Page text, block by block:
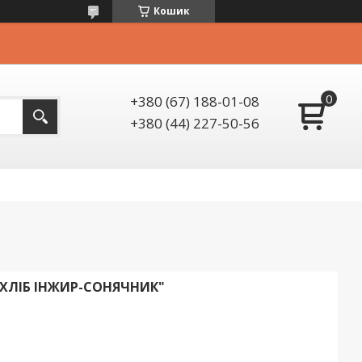
Кошик
+380 (67) 188-01-08
+380 (44) 227-50-56
ІНЖИР-СОНЯЧНИК"